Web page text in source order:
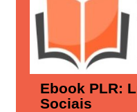
Ebook PLR:
Sociais